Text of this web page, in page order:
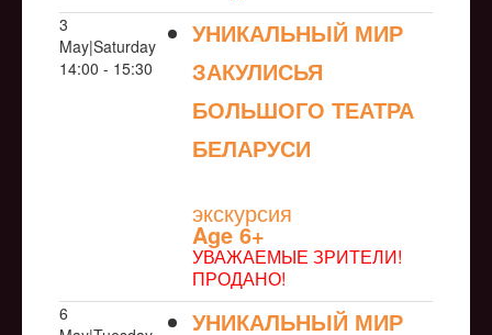
3
May|Saturday
14:00 - 15:30
УНИКАЛЬНЫЙ МИР
ЗАКУЛИСЬЯ
БОЛЬШОГО ТЕАТРА
БЕЛАРУСИ
экскурсия
Age 6+
УВАЖАЕМЫЕ ЗРИТЕЛИ!
ПРОДАНО!
6
УНИКАЛЬНЫЙ МИР